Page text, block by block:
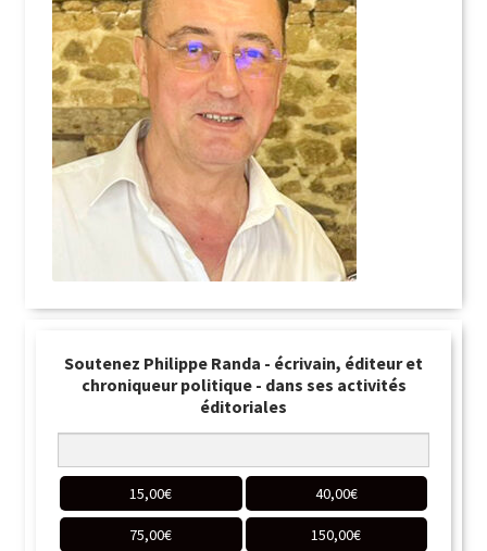
Soutenez Philippe Randa - écrivain, éditeur et
chroniqueur politique - dans ses activités
éditoriales
15,00€ 40,00€
75,00€ 150,00€